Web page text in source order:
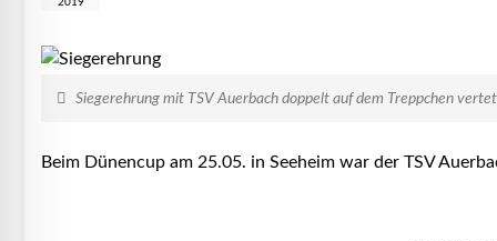
2019
Siegerehrung mit TSV Auerbach doppelt auf dem Treppchen
Beim Dünencup am 25.05. in Seeheim war der TSV